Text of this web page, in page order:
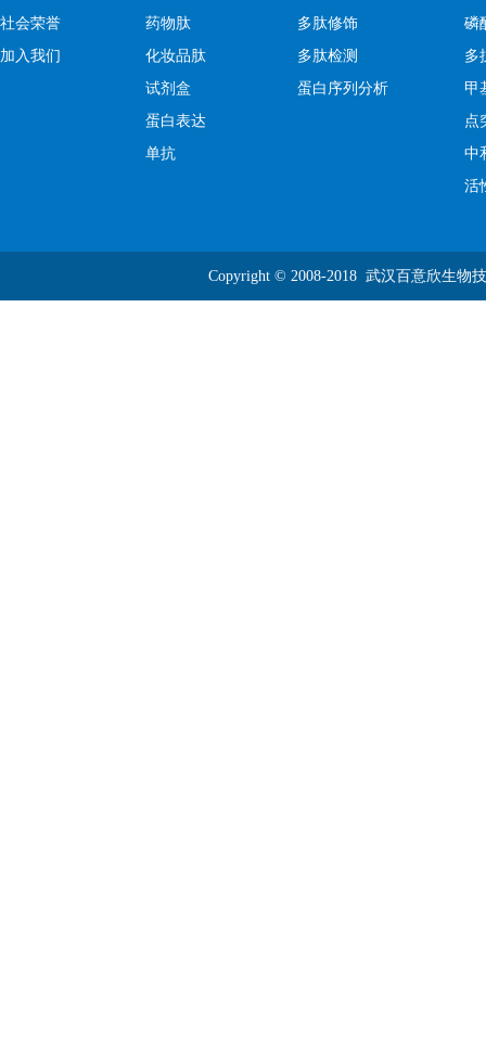
社会荣誉
加入我们
药物肽
化妆品肽
试剂盒
蛋白表达
单抗
多肽修饰
多肽检测
蛋白序列分析
磷
多
甲
点
中
活
Copyright © 2008-2018 武汉百意欣生物